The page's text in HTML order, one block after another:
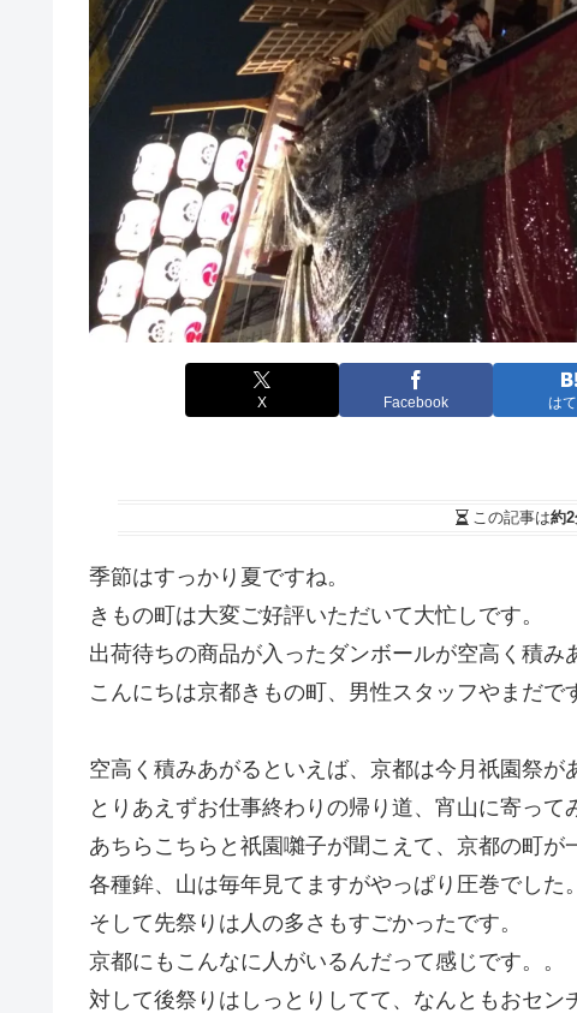
X Facebook は
この記事は約
季節はすっかり夏ですね。
きもの町は大変ご好評いただいて大忙しです。
出荷待ちの商品が入ったダンボールが空高く積み
こんにちは京都きもの町、男性スタッフやまだで
空高く積みあがるといえば、京都は今月祇園祭が
とりあえずお仕事終わりの帰り道、宵山に寄って
あちらこちらと祇園囃子が聞こえて、京都の町が
各種鉾、山は毎年見てますがやっぱり圧巻でした。
そして先祭りは人の多さもすごかったです。
京都にもこんなに人がいるんだって感じです。。
対して後祭りはしっとりしてて、なんともおセン